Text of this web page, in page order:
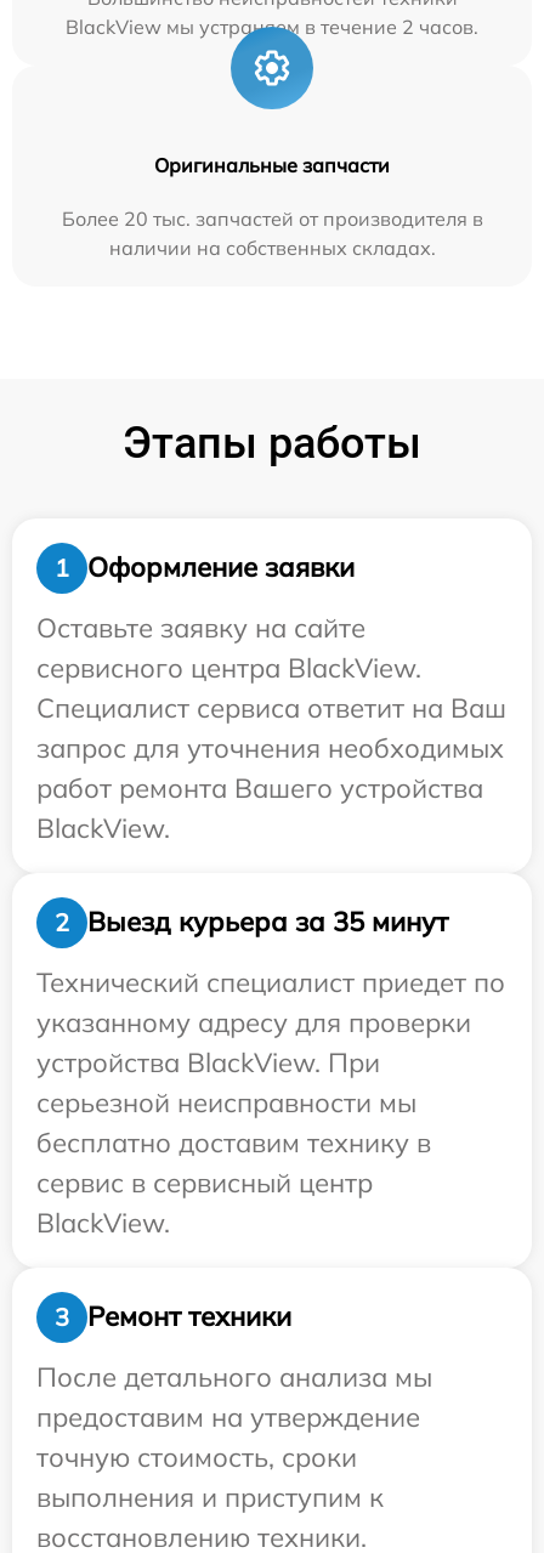
BlackView мы устраняем в течение 2 часов.
Оригинальные запчасти
Более 20 тыс. запчастей от производителя в
наличии на собственных складах.
Этапы работы
1
Оформление заявки
Оставьте заявку на сайте
сервисного центра BlackView.
Специалист сервиса ответит на Ваш
запрос для уточнения необходимых
работ ремонта Вашего устройства
BlackView.
2
Выезд курьера за 35 минут
Технический специалист приедет по
указанному адресу для проверки
устройства BlackView. При
серьезной неисправности мы
бесплатно доставим технику в
сервис в сервисный центр
BlackView.
3
Ремонт техники
После детального анализа мы
предоставим на утверждение
точную стоимость, сроки
выполнения и приступим к
восстановлению техники.